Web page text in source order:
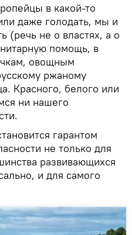
в какой-то
даже голодать, мы и
(речь не о властях, а о
помощь, в
овощным
ржаному
Красного, белого или
ни нашего
гарантом
не только для
развивающихся
и для самого